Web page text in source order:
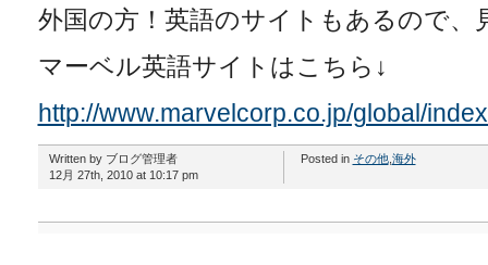
外国の方！英語のサイトもあるので、
マーベル英語サイトはこちら↓
http://www.marvelcorp.co.jp/global/
Written by ブログ管理者
12月 27th, 2010 at 10:17 pm
Posted in その他, 海外